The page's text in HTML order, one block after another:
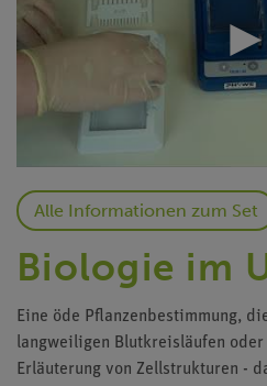
Alle Informationen zum Set
Biologie im
Eine öde Pflanzenbestimmung,
langweiligen Blutkreisläufen
Erläuterung von Zellstrukturen -